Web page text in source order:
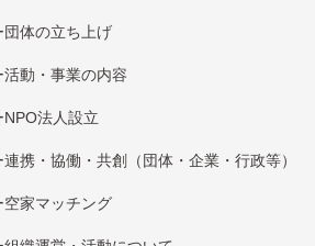
団体の立ち上げ
活動・事業の内容
NPO法⼈設⽴
連携・協働・共創（団体・企業・⾏政等）
空家マッチング